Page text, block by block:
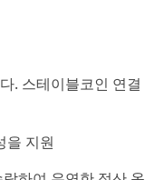
. 스테이블코인 연결
을 지원